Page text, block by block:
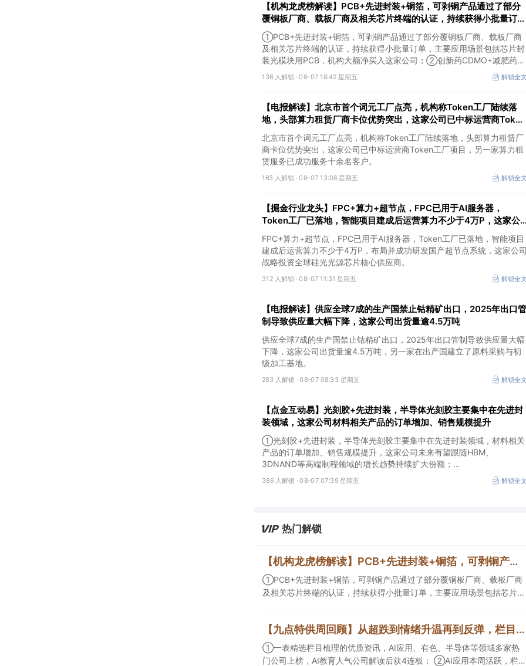
【机构龙虎榜解读】PCB+先进封装+铜箔，可剥铜产品通过了部分
覆铜板厂商、载板厂商及相关芯片终端的认证，持续获得小批量订
单，主要应用场景包括芯片封装光模块用PCB，机构大额净买入这家
公司
①PCB+先进封装+铜箔，可剥铜产品通过了部分覆铜板厂商、载板厂商
及相关芯片终端的认证，持续获得小批量订单，主要应用场景包括芯片封
装光模块用PCB，机构大额净买入这家公司；②创新药CDMO+减肥药，
收购国外知名CRO企业，在创新药API的化学合成等方面具有丰富经验，
具备承接细胞与基因治疗产品商业化受托生产的合规资质，这家公司获净
136 人解锁 ·08-07 18:42 星期五 解锁全
【电报解读】北京市首个词元工厂点亮，机构称Token工厂陆续落
地，头部算力租赁厂商卡位优势突出，这家公司已中标运营商Token
工厂项目
北京市首个词元工厂点亮，机构称Token工厂陆续落地，头部算力租赁厂
商卡位优势突出，这家公司已中标运营商Token工厂项目，另一家算力租
赁服务已成功服务十余名客户。
163 人解锁 ·08-07 13:08 星期五 解锁全
【掘金行业龙头】FPC+算力+超节点，FPC已用于AI服务器，
Token工厂已落地，智能项目建成后运营算力不少于4万P，这家公
司布局并成功研发国产超节点系统
FPC+算力+超节点，FPC已用于AI服务器，Token工厂已落地，智能项目
建成后运营算力不少于4万P，布局并成功研发国产超节点系统，这家公
战略投资全球硅光光源芯片核心供应商。
312 人解锁 ·08-07 11:31 星期五 解锁全
【电报解读】供应全球7成的生产国禁止钴精矿出口，2025年出口管
制导致供应量大幅下降，这家公司出货量逾4.5万吨
供应全球7成的生产国禁止钴精矿出口，2025年出口管制导致供应量大幅
下降，这家公司出货量逾4.5万吨，另一家在出产国建立了原料采购与初
级加工基地。
283 人解锁 ·08-07 08:33 星期五 解锁全
【点金互动易】光刻胶+先进封装，半导体光刻胶主要集中在先进封
装领域，这家公司材料相关产品的订单增加、销售规模提升
①光刻胶+先进封装，半导体光刻胶主要集中在先进封装领域，材料相关
产品的订单增加、销售规模提升，这家公司未来有望跟随HBM、
3DNAND等高端制程领域的增长趋势持续扩大份额；
②华为+高速连接器，这家公司是深耕连接器国产核心骨干，高速互联产
386 人解锁 ·08-07 07:39 星期五 解锁全
热门解锁
【机构龙虎榜解读】PCB+先进封装+铜箔，可剥铜产品通过了部分覆铜板厂商、载板厂商及相关芯片终端的认证，持续获得小批量订单，主要应用场景包括芯片封装光模块用PCB，机构大额净买入这家公司
①PCB+先进封装+铜箔，可剥铜产品通过了部分覆铜板厂商、载板厂商
及相关芯片终端的认证，持续获得小批量订单，主要应用场景包括芯片封
具备承接细胞与基因治疗产品商业化受托生产的合规资质，这家公司获净
买入。
【九点特供周回顾】从超跌到情绪升温再到反弹，栏目梳理AI应用题材逻辑，AI教育人气公司解读后获4连板
①一表精选栏目梳理的优质资讯，AI应用、有色、半导体等领域多家热
门公司上榜，AI教育人气公司解读后获4连板； ②AI应用本周活跃，栏目